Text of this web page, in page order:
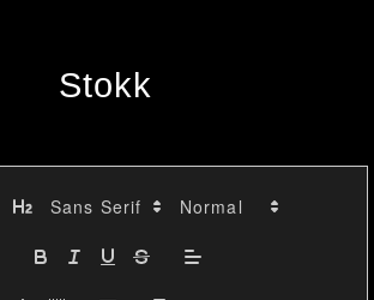
колебания, цена
Свечи показывают
"малых" ценовых
что может указывать
Stokk